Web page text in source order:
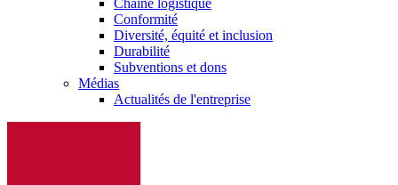
Chaîne logistique
Conformité
Diversité, équité et inclusion
Durabilité
Subventions et dons
Médias
Actualités de l'entreprise